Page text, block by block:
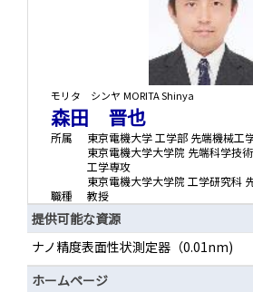
モリタ シンヤ MORITA Shinya
森田 晋也
所属
東京電機大学 工学部 先端機械工
東京電機大学大学院 先端科学技
工学専攻
東京電機大学大学院 工学研究科
職種
教授
提供可能な資源
ナノ精度表面性状測定器（0.01nm)
ホームページ